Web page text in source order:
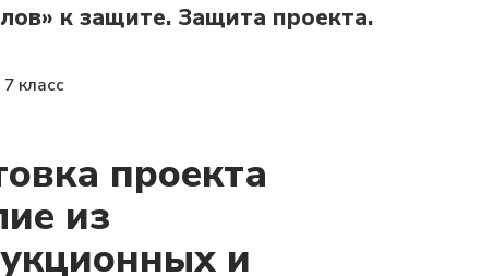
к защите. Защита проекта.
7 класс
проекта
из
и